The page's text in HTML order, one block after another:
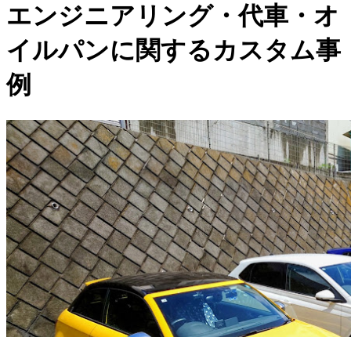
エンジニアリング・代車・オ
イルパンに関するカスタム事
例